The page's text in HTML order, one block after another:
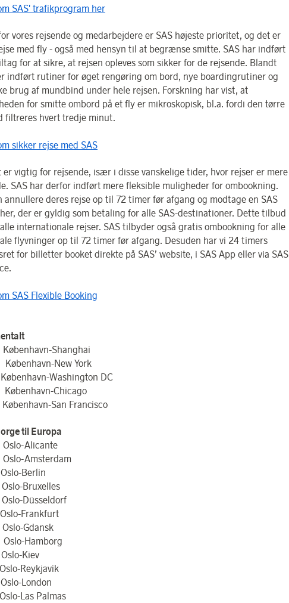
SAS' trafikprogram her
vores rejsende og medarbejdere er SAS højeste prioritet, og det er
med fly - også med hensyn til at begrænse smitte. SAS har indført
for at sikre, at rejsen opleves som sikker for de rejsende. Blandt
indført rutiner for øget rengøring om bord, nye boardingrutiner og
brug af mundbind under hele rejsen. Forskning har vist, at
for smitte ombord på et fly er mikroskopisk, bl.a. fordi den tørre
filtreres hvert tredje minut.
sikker rejse med SAS
er vigtig for rejsende, især i disse vanskelige tider, hvor rejser er mere
SAS har derfor indført mere fleksible muligheder for ombookning.
annullere deres rejse op til 72 timer før afgang og modtage en SAS
der er gyldig som betaling for alle SAS-destinationer. Dette tilbud
internationale rejser. SAS tilbyder også gratis ombookning for alle
flyvninger op til 72 timer før afgang. Desuden har vi 24 timers
for billetter booket direkte på SAS’ website, i SAS App eller via SAS
SAS Flexible Booking
Shanghai
New York
Washington DC
Chicago
San Francisco
til Europa
Alicante
Amsterdam
Berlin
Bruxelles
Düsseldorf
Frankfurt
Gdansk
Hamborg
Kiev
Reykjavik
London
Las Palmas